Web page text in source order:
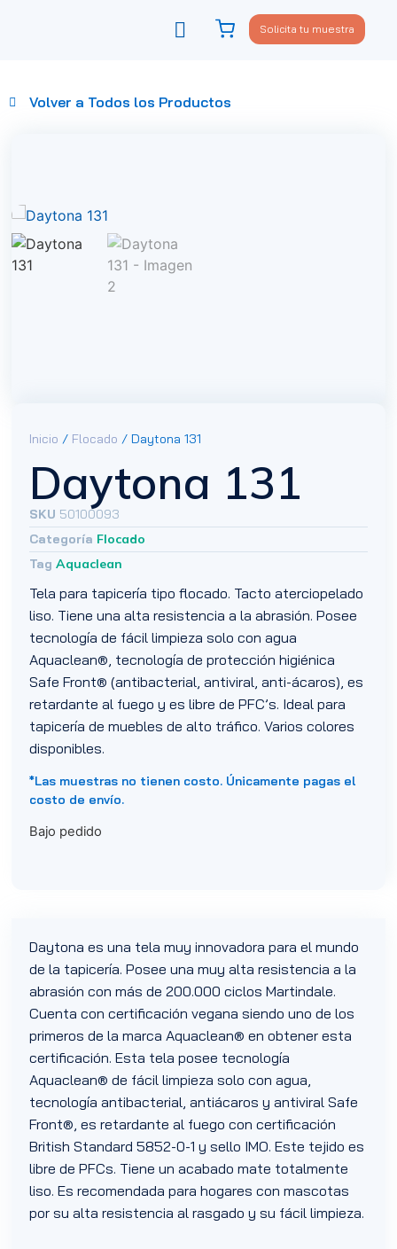
Solicita tu muestra
Volver a Todos los Productos
Inicio / Flocado / Daytona 131
Daytona 131
SKU 50100093
Categoría Flocado
Tag Aquaclean
Tela para tapicería tipo flocado. Tacto aterciopelado
liso. Tiene una alta resistencia a la abrasión. Posee
tecnología de fácil limpieza solo con agua
Aquaclean®, tecnología de protección higiénica
Safe Front® (antibacterial, antiviral, anti-ácaros), es
retardante al fuego y es libre de PFC’s. Ideal para
tapicería de muebles de alto tráfico. Varios colores
disponibles.
*Las muestras no tienen costo. Únicamente pagas el
costo de envío.
Bajo pedido
Daytona es una tela muy innovadora para el mundo
de la tapicería. Posee una muy alta resistencia a la
abrasión con más de 200.000 ciclos Martindale.
Cuenta con certificación vegana siendo uno de los
primeros de la marca Aquaclean® en obtener esta
certificación. Esta tela posee tecnología
Aquaclean® de fácil limpieza solo con agua,
tecnología antibacterial, antiácaros y antiviral Safe
Front®, es retardante al fuego con certificación
British Standard 5852-0-1 y sello IMO. Este tejido es
libre de PFCs. Tiene un acabado mate totalmente
liso. Es recomendada para hogares con mascotas
por su alta resistencia al rasgado y su fácil limpieza.